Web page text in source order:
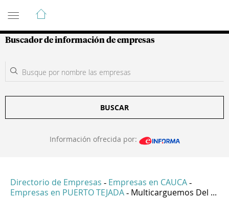
Guía de Empresas Colombianas
Buscador de información de empresas
BUSCAR
Información ofrecida por:
Directorio de Empresas - Empresas en CAUCA -
Empresas en PUERTO TEJADA - Multicarguemos Del ...